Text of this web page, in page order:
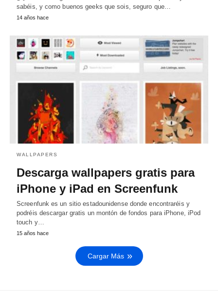
sabéis, y como buenos geeks que sois, seguro que…
14 años hace
WALLPAPERS
Descarga wallpapers gratis para
iPhone y iPad en Screenfunk
Screenfunk es un sitio estadounidense donde encontraréis y
podréis descargar gratis un montón de fondos para iPhone, iPod
touch y…
15 años hace
Cargar Más